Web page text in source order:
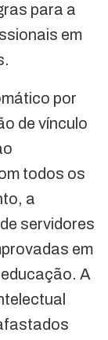
para a
em
por
de vínculo
todos os
a
servidores
em
A